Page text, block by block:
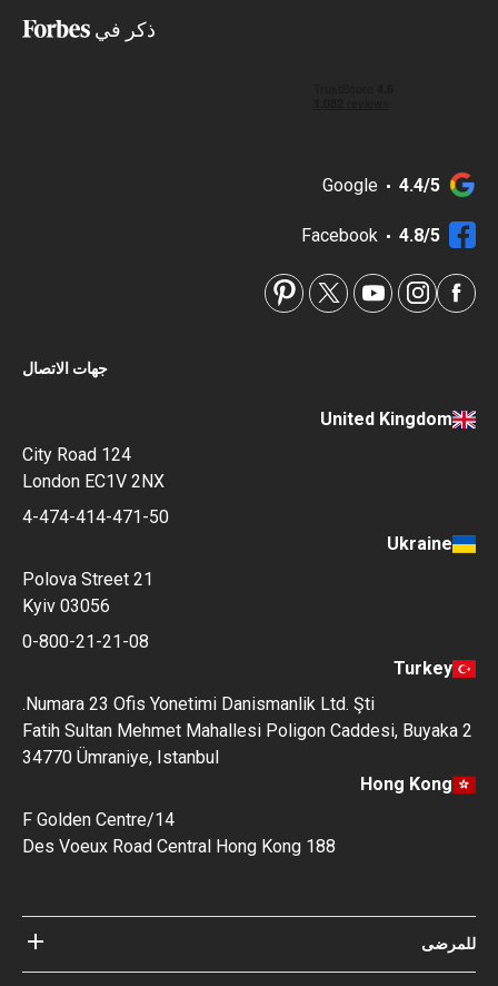
ذكر في
4.4/5
Google
4.8/5
Facebook
جهات الاتصال
United Kingdom
124 City Road
London EC1V 2NX
4-474-414-471-50
Ukraine
Polova Street 21
Kyiv 03056
0-800-21-21-08
Turkey
Numara 23 Ofis Yonetimi Danismanlik Ltd. Şti.
Fatih Sultan Mehmet Mahallesi Poligon Caddesi, Buyaka 2
34770 Ümraniye, Istanbul
Hong Kong
14/F Golden Centre
188 Des Voeux Road Central Hong Kong
للمرضى
مستشفيات